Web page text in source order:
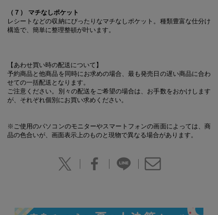
（７） マチなしポケット
レシートなどの収納にぴったりなマチなしポケット。種類豊富な仕分け
構造で、簡単に整理整頓が叶います。
【あわせ買い時の配送について】
予約商品と他商品を同時にお求めの場合、最も発売日の遅い商品に合わ
せての一括配送となります。
ご注意ください。別々の配送をご希望の場合は、お手数をおかけします
が、それぞれ個別にお買い求めください。
※ご使用のパソコンのモニターやスマートフォンの画面によっては、商
品の色合いが、画面表示上のものと現物で異なる場合があります。